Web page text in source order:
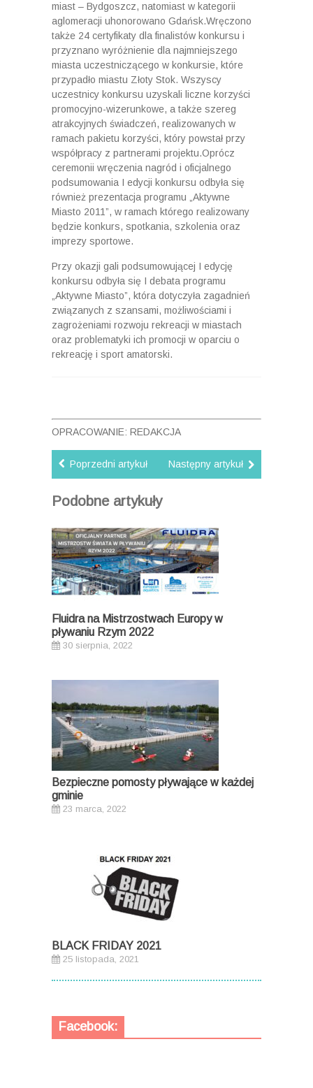
miast – Bydgoszcz, natomiast w kategorii
aglomeracji uhonorowano Gdańsk.Wręczono
także 24 certyfikaty dla finalistów konkursu i
przyznano wyróżnienie dla najmniejszego
miasta uczestniczącego w konkursie, które
przypadło miastu Złoty Stok. Wszyscy
uczestnicy konkursu uzyskali liczne korzyści
promocyjno-wizerunkowe, a także szereg
atrakcyjnych świadczeń, realizowanych w
ramach pakietu korzyści, który powstał przy
współpracy z partnerami projektu.Oprócz
ceremonii wręczenia nagród i oficjalnego
podsumowania I edycji konkursu odbyła się
również prezentacja programu „Aktywne
Miasto 2011”, w ramach którego realizowany
będzie konkurs, spotkania, szkolenia oraz
imprezy sportowe.
Przy okazji gali podsumowującej I edycję
konkursu odbyła się I debata programu
„Aktywne Miasto”, która dotyczyła zagadnień
związanych z szansami, możliwościami i
zagrożeniami rozwoju rekreacji w miastach
oraz problematyki ich promocji w oparciu o
rekreację i sport amatorski.
OPRACOWANIE: REDAKCJA
Poprzedni artykuł Następny artykuł
Podobne artykuły
Fluidra na Mistrzostwach Europy w
pływaniu Rzym 2022
30 sierpnia, 2022
Bezpieczne pomosty pływające w każdej
gminie
23 marca, 2022
BLACK FRIDAY 2021
25 listopada, 2021
Facebook: